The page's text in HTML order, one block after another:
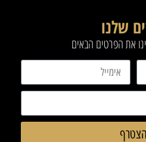
שלנו
את הפרטים הבאים
הצטרף